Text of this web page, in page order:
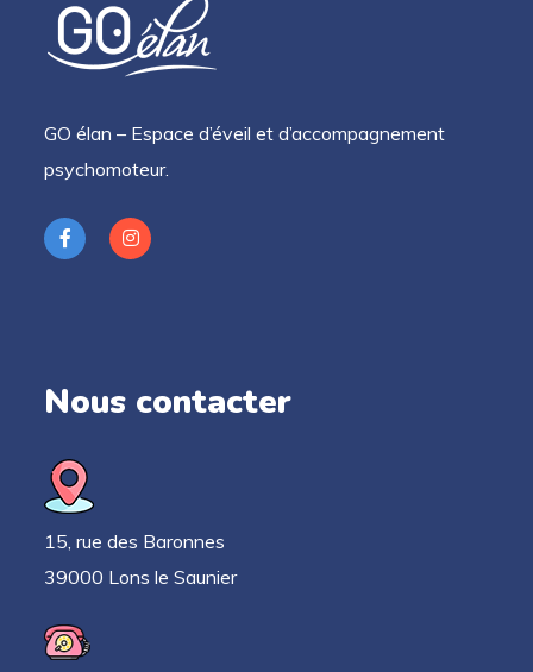
GO élan – Espace d’éveil et d’accompagnement
psychomoteur.
Nous contacter
15, rue des Baronnes
39000 Lons le Saunier